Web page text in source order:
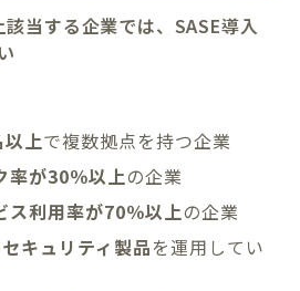
当する企業では、SASE導入
上で複数拠点を持つ企業
率が30％以上の企業
ス利用率が70％以上の企業
キュリティ製品を運用してい